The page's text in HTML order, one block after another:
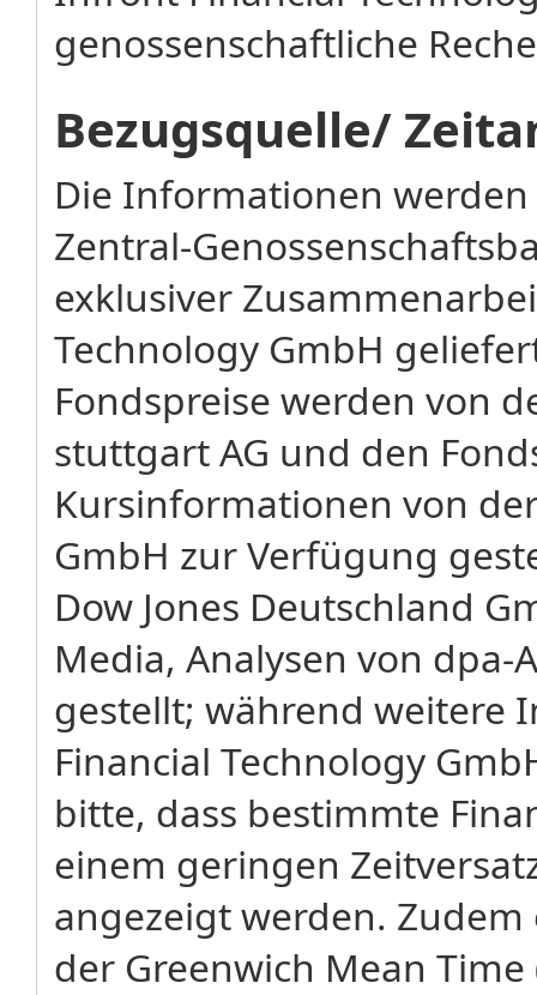
genossenschaftliche
Bezugsquelle/
Die Informationen werden
Zentral-
exklusiver
Technology GmbH
Fondspreise werden von
stuttgart AG und den
Kursinformationen von
GmbH zur Verfügung
Dow Jones Deutschland
Media, Analysen von dpa-
gestellt; während weitere
Financial Technology
bitte, dass bestimmte
einem geringen
angezeigt werden.
der Greenwich Mean Time